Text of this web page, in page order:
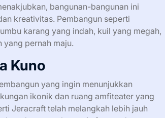
bangunan-bangunan ini
kreativitas. Pembangun seperti
karang yang indah, kuil yang megah,
yang pernah maju.
Kuno
yang ingin menunjukkan
ikonik dan ruang amfiteater yang
Jeracraft telah melangkah lebih jauh